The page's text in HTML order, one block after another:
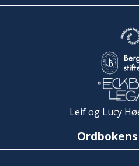
Leif og Lucy